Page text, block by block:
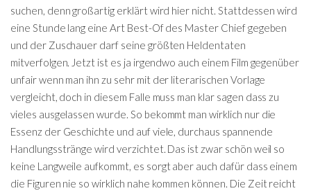
suchen, denn großartig erklärt wird hier nicht. Stattdessen wird
eine Stunde lang eine Art Best-Of des Master Chief gegeben
und der Zuschauer darf seine größten Heldentaten
mitverfolgen. Jetzt ist es ja irgendwo auch einem Film gegenüber
unfair wenn man ihn zu sehr mit der literarischen Vorlage
vergleicht, doch in diesem Falle muss man klar sagen dass zu
vieles ausgelassen wurde. So bekommt man wirklich nur die
Essenz der Geschichte und auf viele, durchaus spannende
Handlungsstränge wird verzichtet. Das ist zwar schön weil so
keine Langweile aufkommt, es sorgt aber auch dafür dass einem
die Figuren nie so wirklich nahe kommen können. Die Zeit reicht